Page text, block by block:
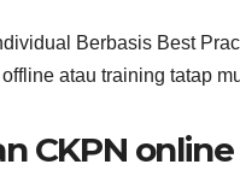
Berbasis Best
atau training tatap
CKPN online